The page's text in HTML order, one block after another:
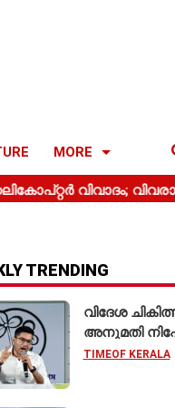
MORE
TRENDING
വിദേശ
അനുമതി
സുപ്രീം
TIMEOF KERALA